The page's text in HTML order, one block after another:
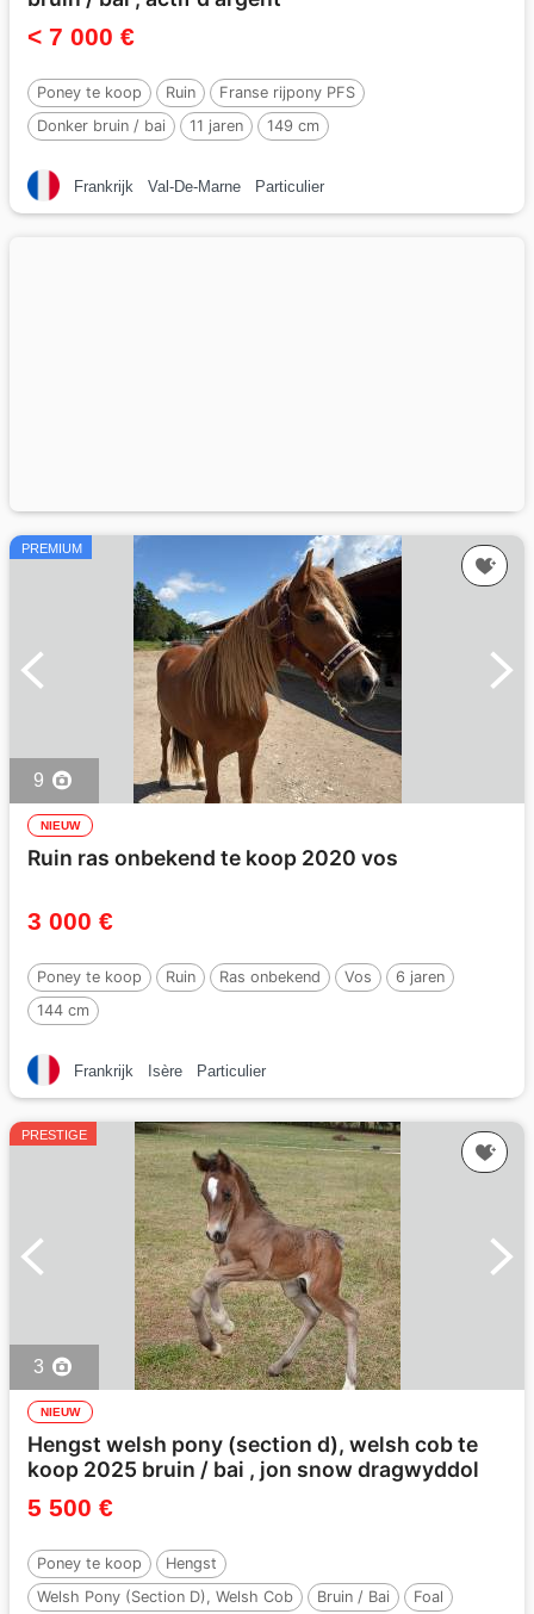
< 7 000 €
Poney te koop Ruin
Franse rijpony PFS
Donker bruin / bai
11 jaren
149 cm
Frankrijk
Val-De-Marne Particulier
PREMIUM
9
NIEUW
Ruin ras onbekend te koop 2020 vos
3 000 €
Poney te koop Ruin Ras onbekend Vos
6 jaren
144 cm
Frankrijk Isère Particulier
PRESTIGE
3
NIEUW
Hengst welsh pony (section d), welsh cob te
koop 2025 bruin / bai , jon snow dragwyddol
5 500 €
Poney te koop
Hengst
Welsh Pony (Section D), Welsh Cob
Bruin / Bai
Foal